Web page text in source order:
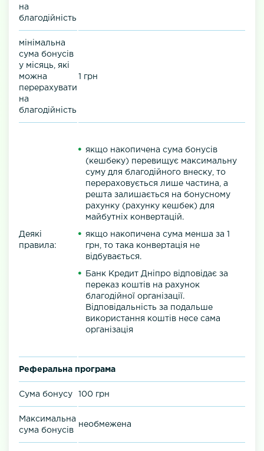
на
благодійність
мінімальна
сума бонусів
у місяць, які
можна
перерахувати
на
благодійність
1 грн
Деякі
правила:
якщо накопичена сума бонусів
(кешбеку) перевищує максимальну
суму для благодійного внеску, то
перераховується лише частина, а
решта залишається на бонусному
рахунку (рахунку кешбек) для
майбутніх конвертацій.
якщо накопичена сума менша за 1
грн, то така конвертація не
відбувається.
Банк Кредит Дніпро відповідає за
переказ коштів на рахунок
благодійної організації.
Відповідальність за подальше
використання коштів несе сама
організація
Реферальна програма
Сума бонусу 100 грн
Максимальна
сума бонусів
необмежена